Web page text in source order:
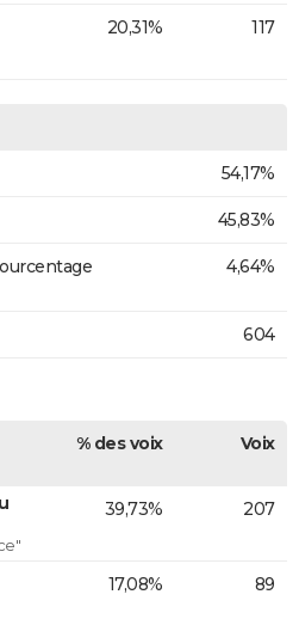
20,31% 117
54,17%
45,83%
4,64%
604
% des voix Voix
39,73% 207
17,08% 89